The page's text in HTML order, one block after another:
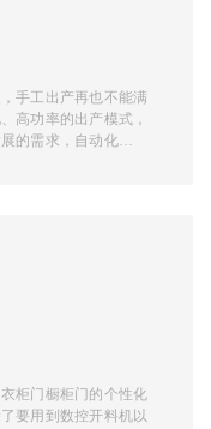
手工出产再也不能满
高功率的出产模式，
的需求，自动化流水
果：
柜门橱柜门的个性化
要用到数控开料机以